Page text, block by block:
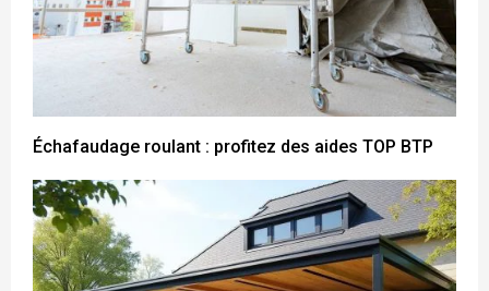
Échafaudage roulant : profitez des aides TOP BTP